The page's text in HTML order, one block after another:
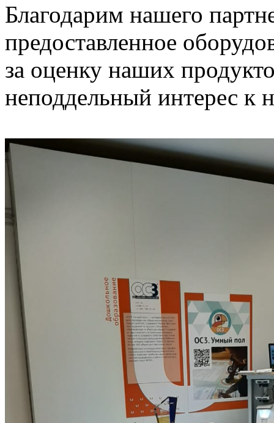
Благодарим нашего
предоставленное
за оценку наших
неподдельный интерес к